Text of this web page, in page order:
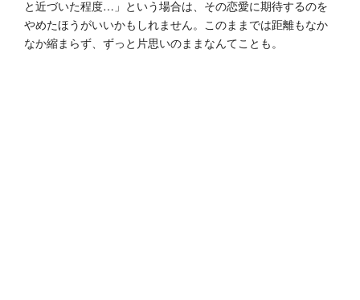
と近づいた程度…」という場合は、その恋愛に期待するのを
やめたほうがいいかもしれません。このままでは距離もなか
なか縮まらず、ずっと片思いのままなんてことも。